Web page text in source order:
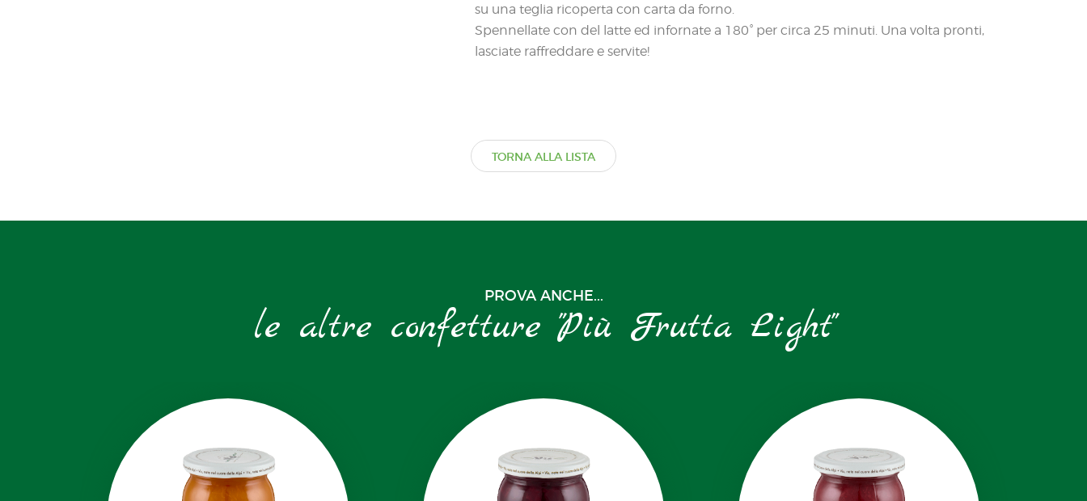
su una teglia ricoperta con carta da forno.
Spennellate con del latte ed infornate a 180° per circa 25 minuti. Una volta pronti,
lasciate raffreddare e servite!
TORNA ALLA LISTA
PROVA ANCHE...
le altre confetture "Più Frutta Light"